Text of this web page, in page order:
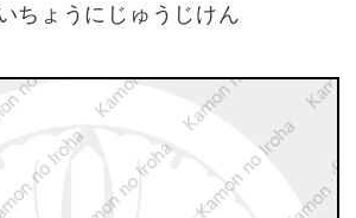
ちょうにじゅうじけん